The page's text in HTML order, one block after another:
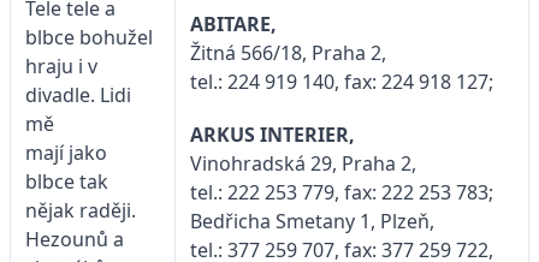
Tele tele a
blbce bohužel
hraju i v
divadle. Lidi
mě
mají jako
blbce tak
nějak raději.
Hezounů a
ABITARE,
Žitná 566/18, Praha 2,
tel.: 224 919 140, fax: 224 918 127;
ARKUS INTERIER,
Vinohradská 29, Praha 2,
tel.: 222 253 779, fax: 222 253 783;
Bedřicha Smetany 1, Plzeň,
tel.: 377 259 707, fax: 377 259 722,